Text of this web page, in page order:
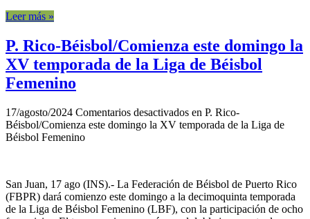
Leer más »
P. Rico-Béisbol/Comienza este domingo la
XV temporada de la Liga de Béisbol
Femenino
17/agosto/2024 Comentarios desactivados en P. Rico-
Béisbol/Comienza este domingo la XV temporada de la Liga de
Béisbol Femenino
San Juan, 17 ago (INS).- La Federación de Béisbol de Puerto Rico
(FBPR) dará comienzo este domingo a la decimoquinta temporada
de la Liga de Béisbol Femenino (LBF), con la participación de ocho